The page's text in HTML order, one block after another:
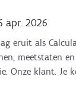
apr. 2026
eruit als
meetstaten
Onze klant. Je